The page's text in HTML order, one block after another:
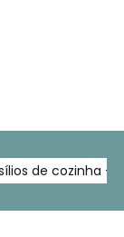
de cozinha -